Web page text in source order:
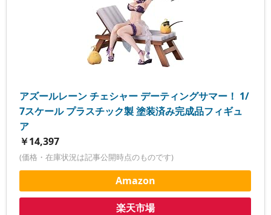
アズールレーン チェシャー デーティングサマー！ 1/
7スケール プラスチック製 塗装済み完成品フィギュ
ア
￥14,397
(価格・在庫状況は記事公開時点のものです)
Amazon
楽天市場